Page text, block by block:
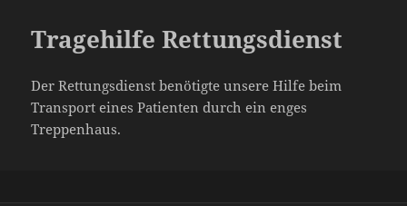
Tragehilfe Rettungsdienst
Der Rettungsdienst benötigte unsere Hilfe beim
Transport eines Patienten durch ein enges
Treppenhaus.